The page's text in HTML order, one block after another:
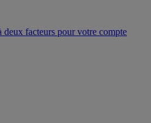
facteurs pour votre compte